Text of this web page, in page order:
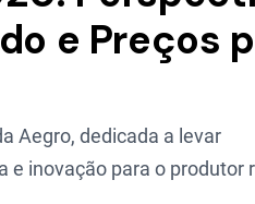
e Preços
Aegro, dedicada a levar
inovação para o produtor